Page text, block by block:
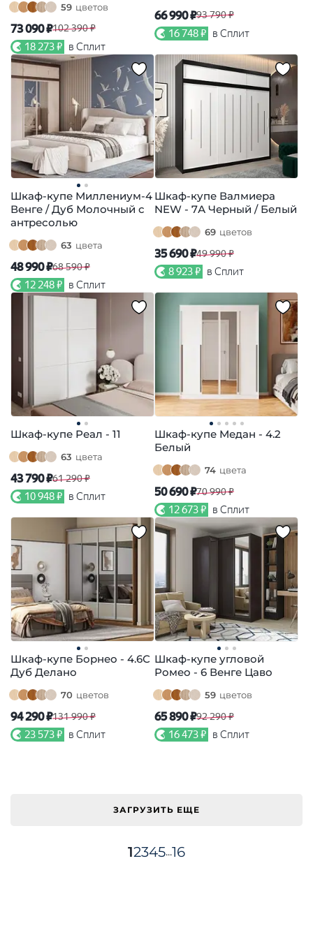
59 цветов
73 090 ₽102 390 ₽
18 273 ₽ в Сплит
66 990 ₽93 790 ₽
16 748 ₽ в Сплит
Шкаф-купе Миллениум-4
Венге / Дуб Молочный с
антресолью
63 цвета
48 990 ₽68 590 ₽
12 248 ₽ в Сплит
Шкаф-купе Валмиера
NEW - 7А Черный / Белый
69 цветов
35 690 ₽49 990 ₽
8 923 ₽ в Сплит
Шкаф-купе Реал - 11
63 цвета
43 790 ₽61 290 ₽
10 948 ₽ в Сплит
Шкаф-купе Медан - 4.2
Белый
74 цвета
50 690 ₽70 990 ₽
12 673 ₽ в Сплит
Шкаф-купе Борнео - 4.6С
Дуб Делано
70 цветов
94 290 ₽131 990 ₽
23 573 ₽ в Сплит
Шкаф-купе угловой
Ромео - 6 Венге Цаво
59 цветов
65 890 ₽92 290 ₽
16 473 ₽ в Сплит
ЗАГРУЗИТЬ ЕЩЕ
12345...16